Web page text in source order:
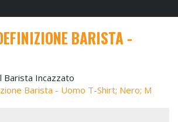
BARISTA -
Barista Incazzato
Barista - Uomo T-Shirt; Nero; M